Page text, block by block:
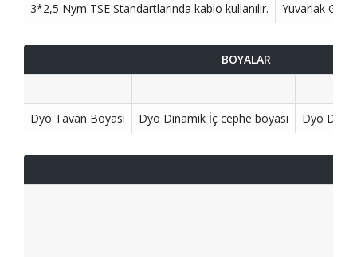
3*2,5 Nym TSE Standartlarında kablo kullanılır. Yuvarlak Glop
BOYALAR
Dyo Tavan Boyası Dyo Dinamik İç cephe boyası Dyo